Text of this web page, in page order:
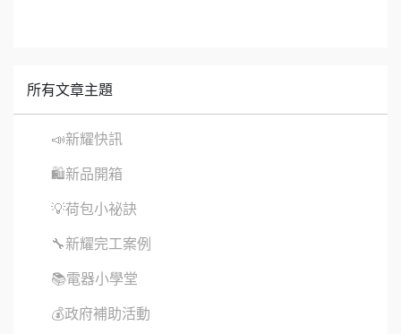
所有文章主題
📣新耀快訊
🛍新品開箱
💡荷包小祕訣
🔧新耀完工案例
📚電器小學堂
💰政府補助活動